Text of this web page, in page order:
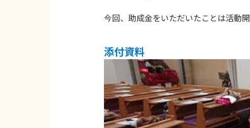
今回、助成金をいただいたことは活動
添付資料